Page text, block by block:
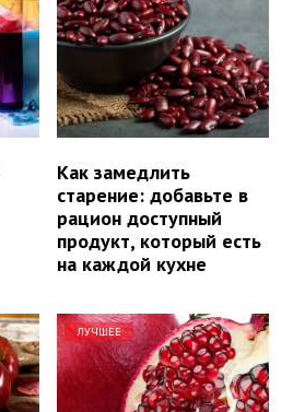
Как замедлить
старение: добавьте в
рацион доступный
продукт, который есть
на каждой кухне
ЛУЧШЕЕ